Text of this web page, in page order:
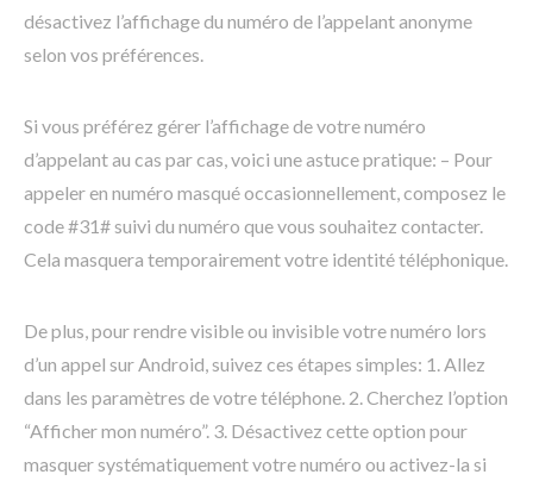
désactivez l’affichage du numéro de l’appelant anonyme
selon vos préférences.
Si vous préférez gérer l’affichage de votre numéro
d’appelant au cas par cas, voici une astuce pratique: – Pour
appeler en numéro masqué occasionnellement, composez le
code #31# suivi du numéro que vous souhaitez contacter.
Cela masquera temporairement votre identité téléphonique.
De plus, pour rendre visible ou invisible votre numéro lors
d’un appel sur Android, suivez ces étapes simples: 1. Allez
dans les paramètres de votre téléphone. 2. Cherchez l’option
“Afficher mon numéro”. 3. Désactivez cette option pour
masquer systématiquement votre numéro ou activez-la si